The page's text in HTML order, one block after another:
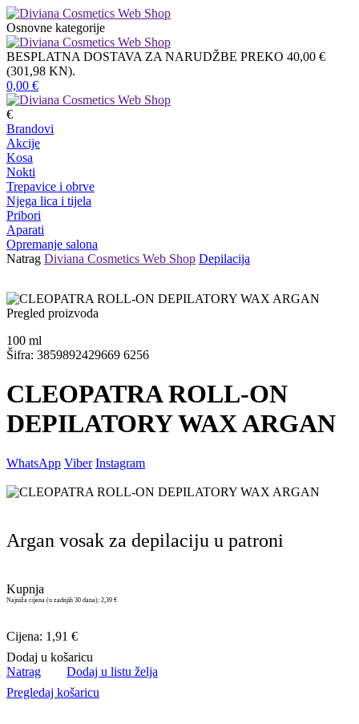
Osnovne kategorije
BESPLATNA DOSTAVA ZA NARUDŽBE PREKO 40,00 €
(301,98 KN).
0,00 €
€
Brandovi
Akcije
Kosa
Nokti
Trepavice i obrve
Njega lica i tijela
Pribori
Aparati
Opremanje salona
Natrag Diviana Cosmetics Web Shop Depilacija
Pregled proizvoda
100 ml
Šifra: 3859892429669 6256
CLEOPATRA ROLL-ON
DEPILATORY WAX ARGAN
WhatsApp Viber Instagram
Argan vosak za depilaciju u patroni
Kupnja
Najniža cijena (u zadnjih 30 dana): 2,39 €
Cijena: 1,91 €
Dodaj u košaricu
Natrag
Dodaj u listu želja
Pregledaj košaricu